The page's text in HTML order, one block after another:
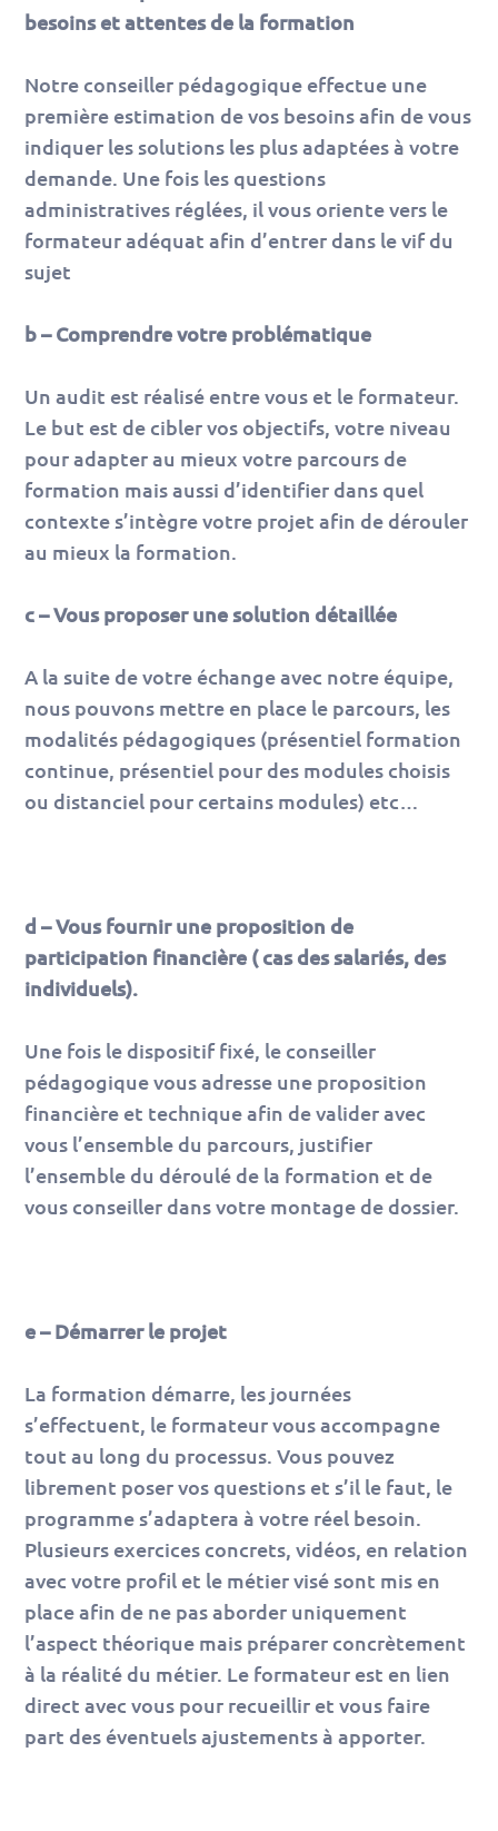
besoins et attentes de la formation
Notre conseiller pédagogique effectue une
première estimation de vos besoins afin de vous
indiquer les solutions les plus adaptées à votre
demande. Une fois les questions
administratives réglées, il vous oriente vers le
formateur adéquat afin d’entrer dans le vif du
sujet
b – Comprendre votre problématique
Un audit est réalisé entre vous et le formateur.
Le but est de cibler vos objectifs, votre niveau
pour adapter au mieux votre parcours de
formation mais aussi d’identifier dans quel
contexte s’intègre votre projet afin de dérouler
au mieux la formation.
c – Vous proposer une solution détaillée
A la suite de votre échange avec notre équipe,
nous pouvons mettre en place le parcours, les
modalités pédagogiques (présentiel formation
continue, présentiel pour des modules choisis
ou distanciel pour certains modules) etc…
d – Vous fournir une proposition de
participation financière ( cas des salariés, des
individuels).
Une fois le dispositif fixé, le conseiller
pédagogique vous adresse une proposition
financière et technique afin de valider avec
vous l’ensemble du parcours, justifier
l’ensemble du déroulé de la formation et de
vous conseiller dans votre montage de dossier.
e – Démarrer le projet
La formation démarre, les journées
s’effectuent, le formateur vous accompagne
tout au long du processus. Vous pouvez
librement poser vos questions et s’il le faut, le
programme s’adaptera à votre réel besoin.
Plusieurs exercices concrets, vidéos, en relation
avec votre profil et le métier visé sont mis en
place afin de ne pas aborder uniquement
l’aspect théorique mais préparer concrètement
à la réalité du métier. Le formateur est en lien
direct avec vous pour recueillir et vous faire
part des éventuels ajustements à apporter.